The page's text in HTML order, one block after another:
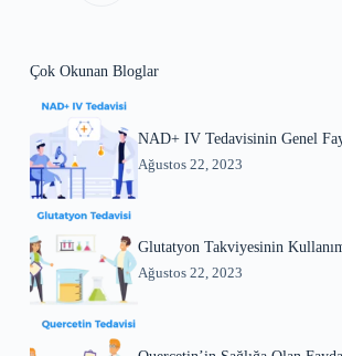
Çok Okunan Bloglar
NAD+ IV Tedavisinin Genel
Ağustos 22, 2023
Glutatyon Takviyesinin
Ağustos 22, 2023